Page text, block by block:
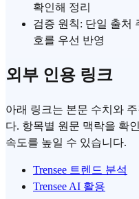
확인해 정리
검증 원칙: 단일 출처
호를 우선 반영
외부 인용 링크
아래 링크는 본문 수치와
다. 항목별 원문 맥락을 확
속도를 높일 수 있습니다.
Trensee 트렌드 분석
Trensee AI 활용